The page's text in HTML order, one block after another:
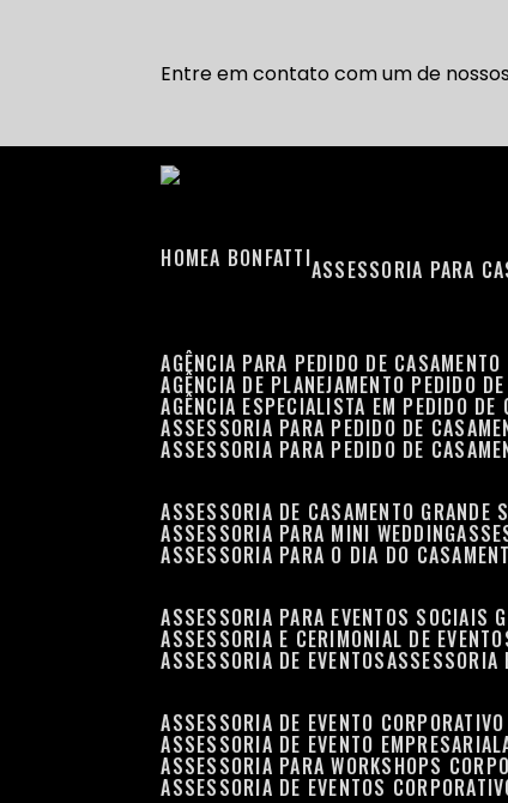
Entre em contato com um de
HOME A BONFATTI ASSESSORIA PARA
AGÊNCIA PARA PEDIDO DE
AGÊNCIA DE PLANEJAMENTO PEDIDO
AGÊNCIA ESPECIALISTA EM PEDIDO DE
ASSESSORIA PARA PEDIDO DE
ASSESSORIA PARA PEDIDO DE
ASSESSORIA DE CASAMENTO GRANDE
ASSESSORIA PARA MINI WEDDING
ASSESSORIA PARA O DIA DO
ASSESSORIA PARA EVENTOS SOCIAIS
ASSESSORIA E CERIMONIAL DE
ASSESSORIA DE EVENTOS
ASSESSORIA DE EVENTO
ASSESSORIA DE EVENTO EMPRESARIAL
ASSESSORIA PARA WORKSHOPS
ASSESSORIA DE EVENTOS